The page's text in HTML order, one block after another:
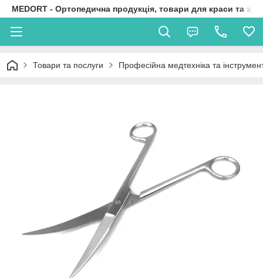
MEDORT - Ортопедична продукція, товари для краси та
Товари та послуги Професійна медтехніка та